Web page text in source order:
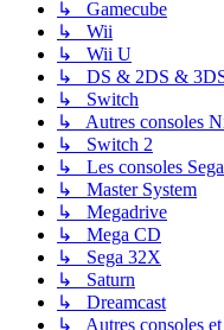
↳ Gamecube
↳ Wii
↳ Wii U
↳ DS & 2DS &
↳ Switch
↳ Autres consoles
↳ Switch 2
↳ Les consoles Sega
↳ Master System
↳ Megadrive
↳ Mega CD
↳ Sega 32X
↳ Saturn
↳ Dreamcast
↳ Autres consoles et